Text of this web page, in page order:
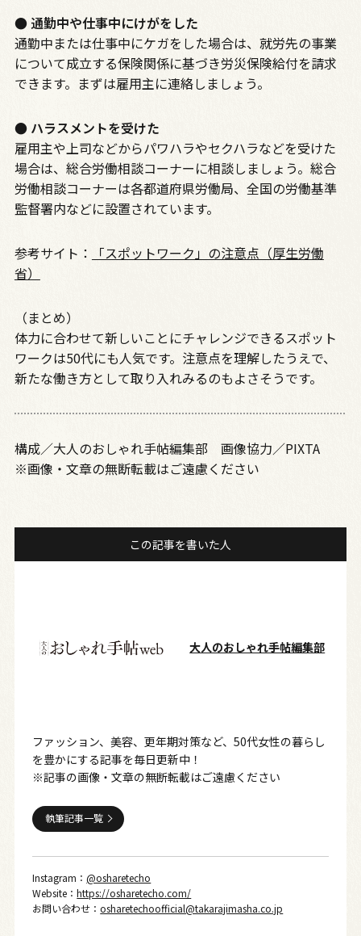
● 通勤中や仕事中にけがをした
通勤中または仕事中にケガをした場合は、就労先の事業
について成立する保険関係に基づき労災保険給付を請求
できます。まずは雇用主に連絡しましょう。
● ハラスメントを受けた
雇用主や上司などからパワハラやセクハラなどを受けた
場合は、総合労働相談コーナーに相談しましょう。総合
労働相談コーナーは各都道府県労働局、全国の労働基準
監督署内などに設置されています。
参考サイト：
「スポットワーク」の注意点（厚生労働
省）
（まとめ）
体力に合わせて新しいことにチャレンジできるスポット
ワークは50代にも人気です。注意点を理解したうえで、
新たな働き方として取り入れみるのもよさそうです。
構成／大人のおしゃれ手帖編集部 画像協力／PIXTA
※画像・文章の無断転載はご遠慮ください
この記事を書いた人
大人のおしゃれ手帖編集部
ファッション、美容、更年期対策など、50代女性の暮らし
を豊かにする記事を毎日更新中！
※記事の画像・文章の無断転載はご遠慮ください
執筆記事一覧
Instagram：@osharetecho
Website：https://osharetecho.com/
お問い合わせ：osharetechoofficial@takarajimasha.co.jp